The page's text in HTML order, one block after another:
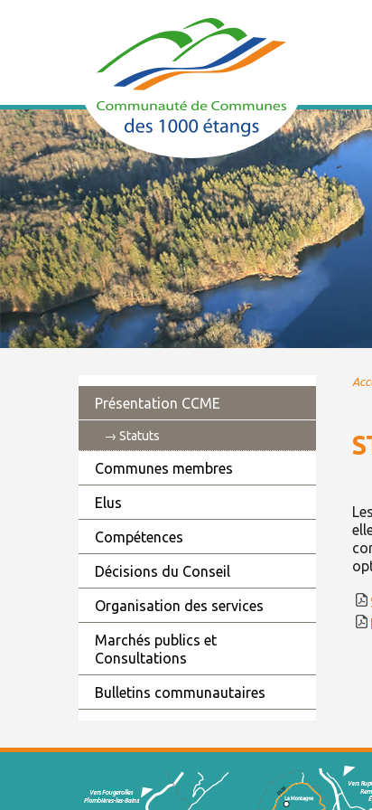
Présentation CCME
Statuts
Communes membres
Elus
Compétences
Décisions du Conseil
Organisation des services
Marchés publics et
Consultations
Bulletins communautaires